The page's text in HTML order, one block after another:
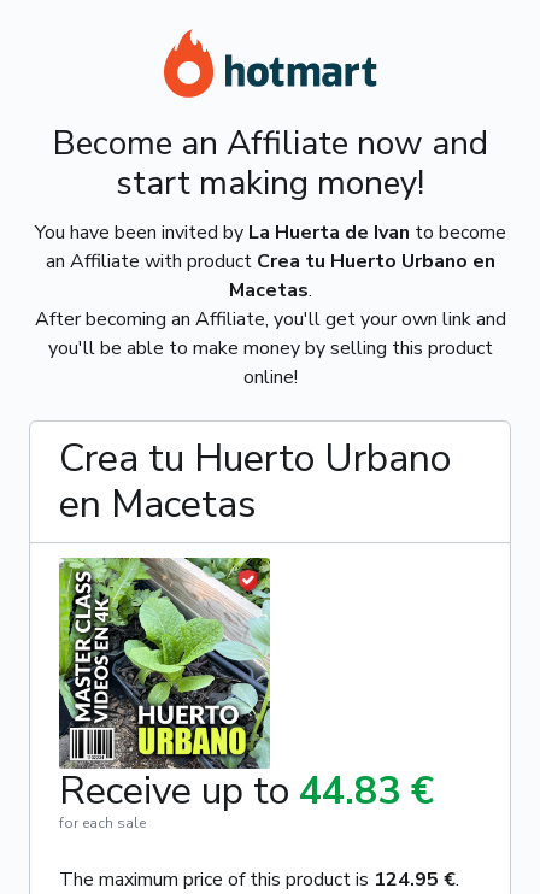
Become an Affiliate now and
start making money!
You have been invited by La Huerta de Ivan to become
an Affiliate with product Crea tu Huerto Urbano en
Macetas.
After becoming an Affiliate, you'll get your own link and
you'll be able to make money by selling this product
online!
Crea tu Huerto Urbano
en Macetas
Receive up to 44.83 €
for each sale
The maximum price of this product is 124.95 €.